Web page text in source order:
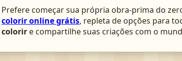
Prefere começar sua própria obra-prima do
colorir online grátis, repleta de opções para
colorir e compartilhe suas criações com o